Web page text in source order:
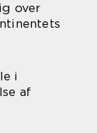
over
i
af